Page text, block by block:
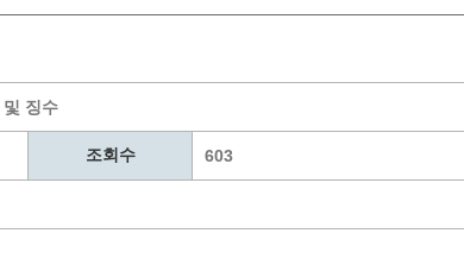
개
정보공개현황
지방공기업
는 증명
정부24
민원서비스 종합평가 결과
청
착한가격지정업소
징수
조회수 603